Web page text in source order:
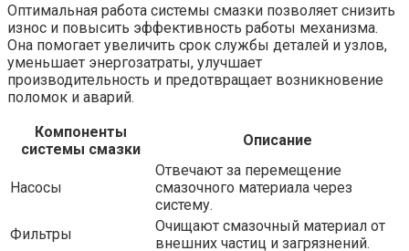
Оптимальная работа системы смазки позволяет снизить
износ и повысить эффективность работы механизма.
Она помогает увеличить срок службы деталей и узлов,
уменьшает энергозатраты, улучшает
производительность и предотвращает возникновение
поломок и аварий.
Компоненты
системы смазки
Описание
Насосы
Отвечают за перемещение
смазочного материала через
систему.
Фильтры
Очищают смазочный материал от
внешних частиц и загрязнений.